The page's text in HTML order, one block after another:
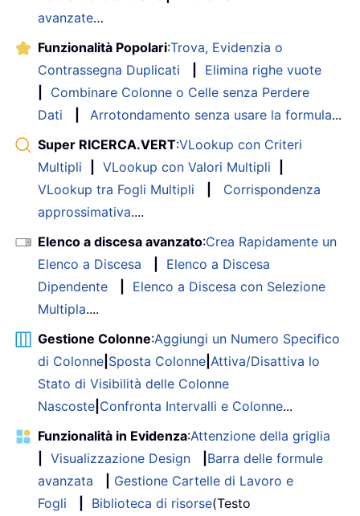
avanzate…
Funzionalità Popolari:Trova, Evidenzia o
Contrassegna Duplicati
Elimina righe vuote
Combinare Colonne o Celle senza Perdere
Dati
Arrotondamento senza usare la formula...
Super RICERCA.VERT:VLookup con Criteri
Multipli
VLookup con Valori Multipli
VLookup tra Fogli Multipli
Corrispondenza
approssimativa....
Elenco a discesa avanzato:Crea Rapidamente un
Elenco a Discesa
Elenco a Discesa
Dipendente
Elenco a Discesa con Selezione
Multipla....
Gestione Colonne:Aggiungi un Numero Specifico
di Colonne Sposta Colonne Attiva/Disattiva lo
Stato di Visibilità delle Colonne
Nascoste Confronta Intervalli e Colonne...
Funzionalità in Evidenza:Attenzione della griglia
Visualizzazione Design
Barra delle formule
avanzata
Gestione Cartelle di Lavoro e
Fogli
Biblioteca di risorse(Testo